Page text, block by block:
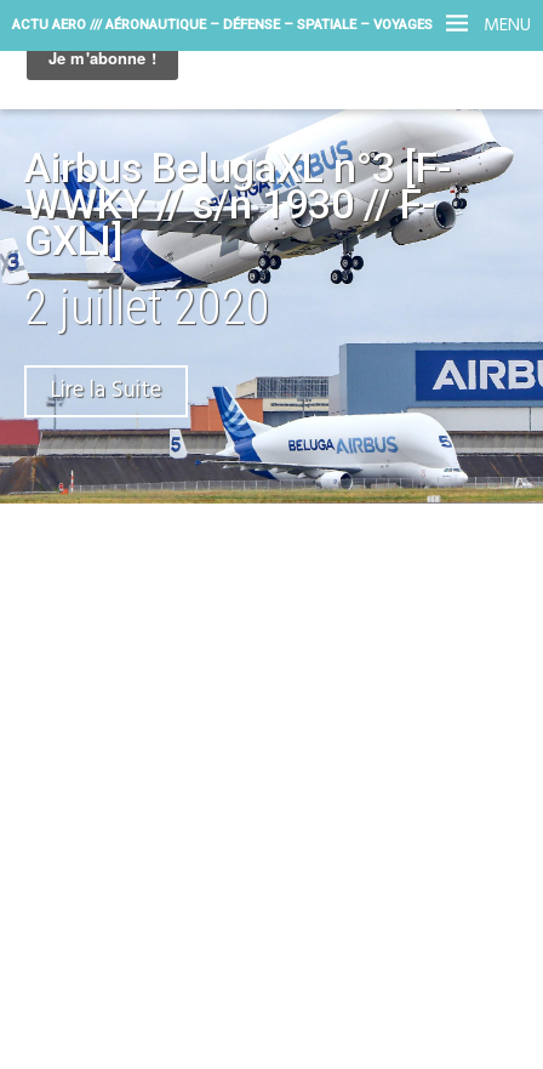
MENU
ACTU AERO /// AÉRONAUTIQUE – DÉFENSE – SPATIALE – VOYAGES
Airbus BelugaXL n°3 [F-
WWKY // s/n 1930 // F-
GXLI]
2 juillet 2020
Lire la Suite